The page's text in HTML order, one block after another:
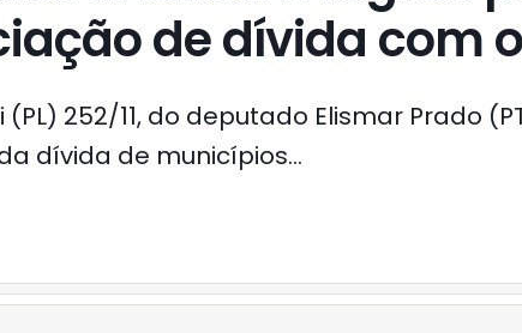
de dívida com
(PL) 252/11, do deputado Elismar Prado
dívida de municípios...